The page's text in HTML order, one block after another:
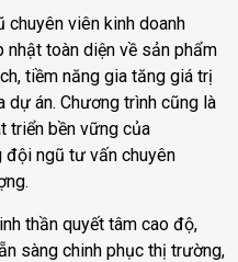
chuyên viên kinh doanh
toàn diện về sản phẩm
tiềm năng gia tăng giá trị
án. Chương trình cũng là
triển bền vững của
đội ngũ tư vấn chuyên
thần quyết tâm cao độ,
sàng chinh phục thị trường,